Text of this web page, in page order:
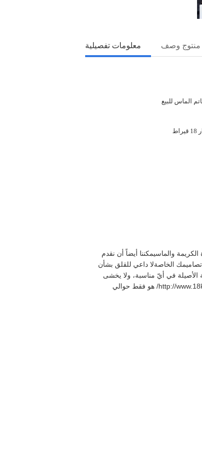
معلومات تفصيلية منتوج وصف
الماس للبيع
2005 نحن نقدم قطع مجوهرات مصممة من الذهب الأصلي من الذهب 18 كارتالحجارة الكريمة والماسيمكننا أيضاً أن نقدم
الخاصةلا داعي للقلق بشأن
الأصيلة في أيّ مناسبة، ولا يخشى
الأصدقاء من الاستفسار عن هذه العناصر.الأهم من ذلك، سعر الذهب الحقيقي والقطع الماسية التي صنعت من قبل http://www.18kgoldjewerlys.com/ هو فقط حوالي